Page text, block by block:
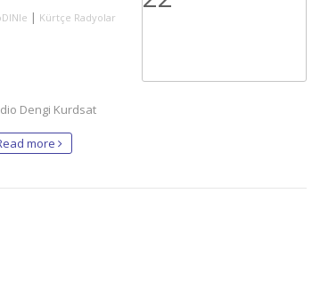
| Kürtçe Radyolar
Dengi Kurdsat
more